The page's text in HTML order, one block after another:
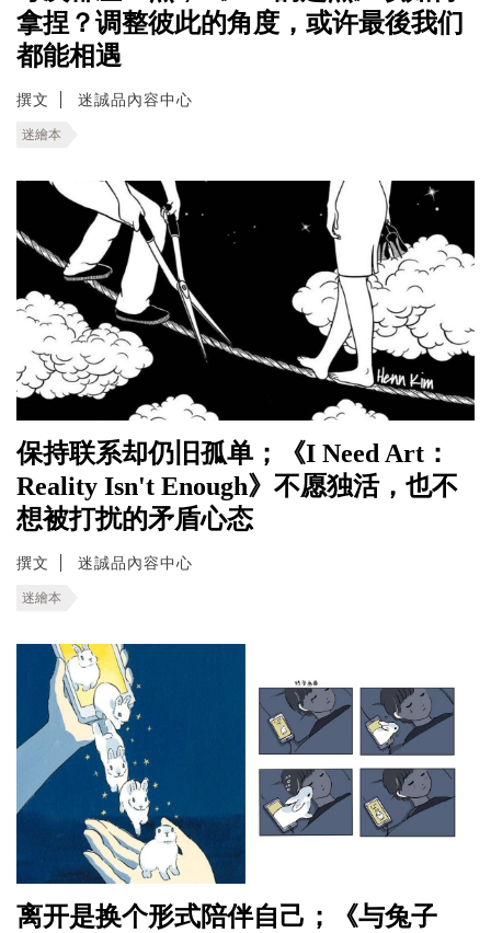
拿捏？调整彼此的角度，或许最後我们
都能相遇
撰文 迷誠品內容中心
迷繪本
保持联系却仍旧孤单；《I Need Art：
Reality Isn't Enough》不愿独活，也不
想被打扰的矛盾心态
撰文 迷誠品內容中心
迷繪本
离开是换个形式陪伴自己；《与兔子